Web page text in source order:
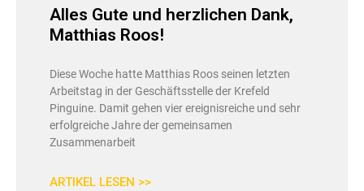
Alles Gute und herzlichen Dank,
Matthias Roos!
Diese Woche hatte Matthias Roos seinen letzten
Arbeitstag in der Geschäftsstelle der Krefeld
Pinguine. Damit gehen vier ereignisreiche und sehr
erfolgreiche Jahre der gemeinsamen
Zusammenarbeit
ARTIKEL LESEN >>